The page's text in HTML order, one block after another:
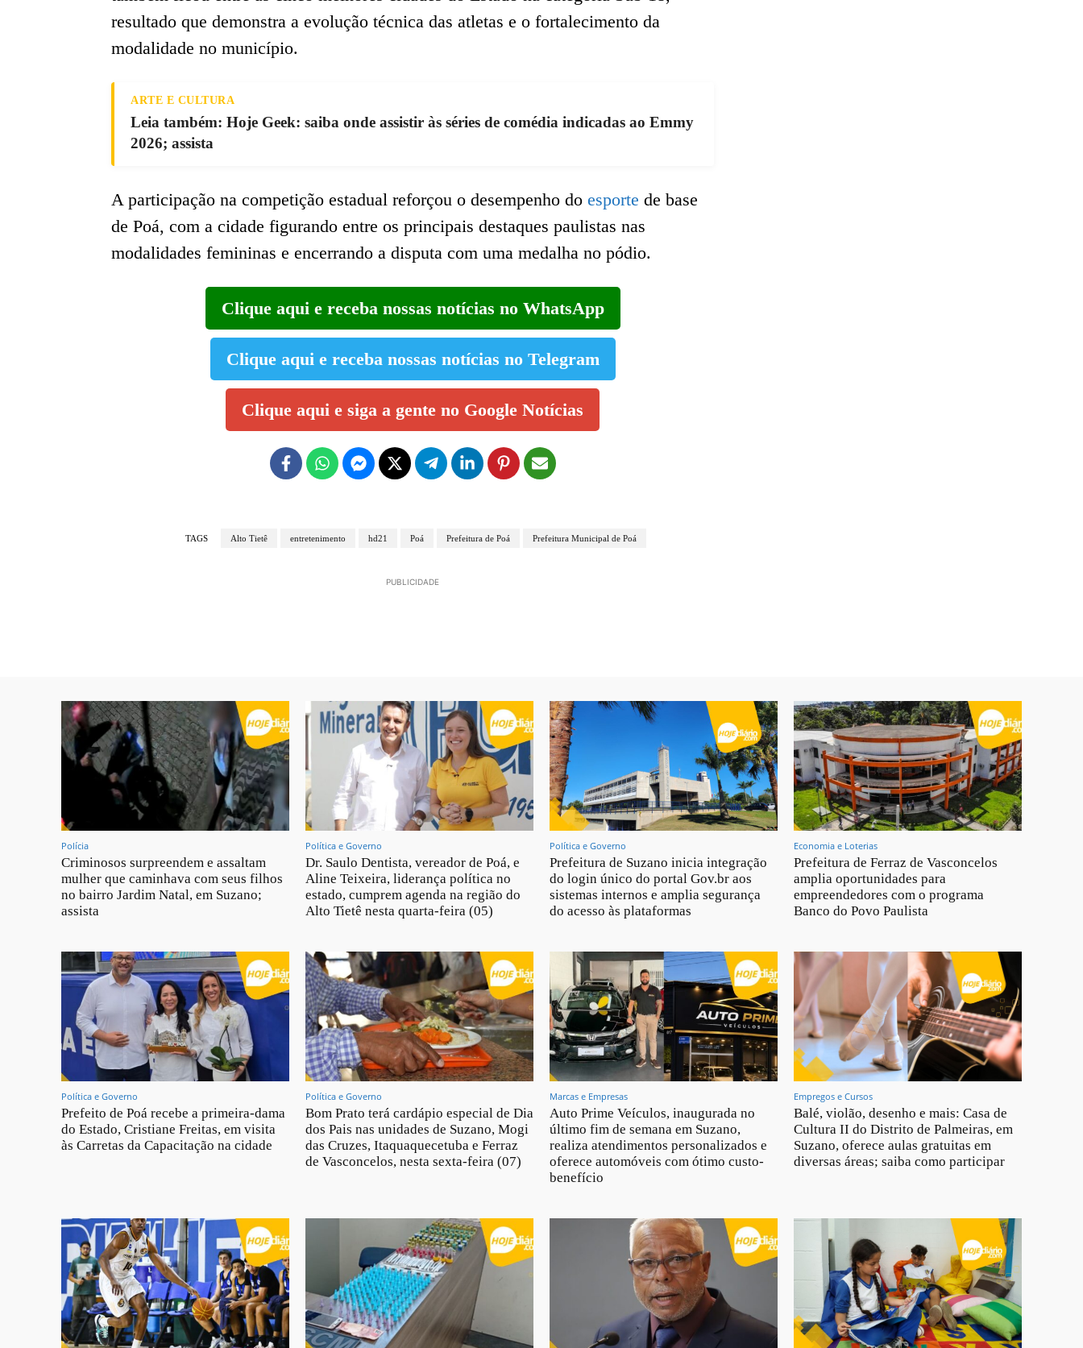
resultado que demonstra a evolução técnica das atletas e o fortalecimento da
modalidade no município.
ARTE E CULTURA
Leia também: Hoje Geek: saiba onde assistir às séries de comédia indicadas ao Emmy
2026; assista
A participação na competição estadual reforçou o desempenho do esporte de base
de Poá, com a cidade figurando entre os principais destaques paulistas nas
modalidades femininas e encerrando a disputa com uma medalha no pódio.
Clique aqui e receba nossas notícias no WhatsApp
Clique aqui e receba nossas notícias no Telegram
Clique aqui e siga a gente no Google Notícias
TAGS Alto Tietê entretenimento hd21 Poá Prefeitura de Poá Prefeitura Municipal de Poá
PUBLICIDADE
Polícia
Criminosos surpreendem e assaltam
mulher que caminhava com seus filhos
no bairro Jardim Natal, em Suzano;
assista
Política e Governo
Dr. Saulo Dentista, vereador de Poá, e
Aline Teixeira, liderança política no
estado, cumprem agenda na região do
Alto Tietê nesta quarta-feira (05)
Política e Governo
Prefeitura de Suzano inicia integração
do login único do portal Gov.br aos
sistemas internos e amplia segurança
do acesso às plataformas
Economia e Loterias
Prefeitura de Ferraz de Vasconcelos
amplia oportunidades para
empreendedores com o programa
Banco do Povo Paulista
Política e Governo
Prefeito de Poá recebe a primeira-dama
do Estado, Cristiane Freitas, em visita
às Carretas da Capacitação na cidade
Política e Governo
Bom Prato terá cardápio especial de Dia
dos Pais nas unidades de Suzano, Mogi
das Cruzes, Itaquaquecetuba e Ferraz
de Vasconcelos, nesta sexta-feira (07)
Marcas e Empresas
Auto Prime Veículos, inaugurada no
último fim de semana em Suzano,
realiza atendimentos personalizados e
oferece automóveis com ótimo custo-
benefício
Empregos e Cursos
Balé, violão, desenho e mais: Casa de
Cultura II do Distrito de Palmeiras, em
Suzano, oferece aulas gratuitas em
diversas áreas; saiba como participar